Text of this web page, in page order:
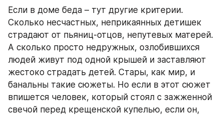
Если в доме беда – тут другие критерии.
Сколько несчастных, неприкаянных детишек
страдают от пьяниц-отцов, непутевых матерей.
А сколько просто недружных, озлобившихся
людей живут под одной крышей и заставляют
жестоко страдать детей. Стары, как мир, и
банальны такие сюжеты. Но если в этот сюжет
впишется человек, который стоял с зажженной
свечой перед крещенской купелью, если он,